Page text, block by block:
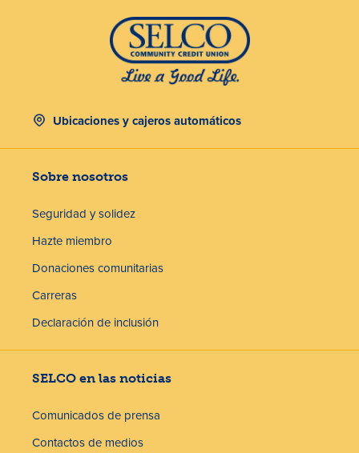
Ubicaciones y cajeros automáticos
Sobre nosotros
Seguridad y solidez
Hazte miembro
Donaciones comunitarias
Carreras
Declaración de inclusión
SELCO en las noticias
Comunicados de prensa
Contactos de medios